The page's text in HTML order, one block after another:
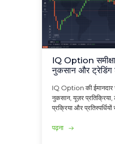
IQ Option
नुकसान और ट्रेडिंग
IQ Option की ईमानदार
नुकसान, यूज़र प्रतिक्रिया,
प्रक्रिया और
पढ़ना